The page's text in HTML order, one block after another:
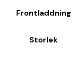
Frontladdning
Storlek